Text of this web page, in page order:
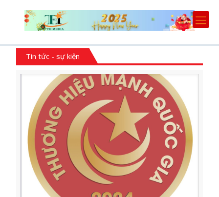
Tin tức - sự kiện